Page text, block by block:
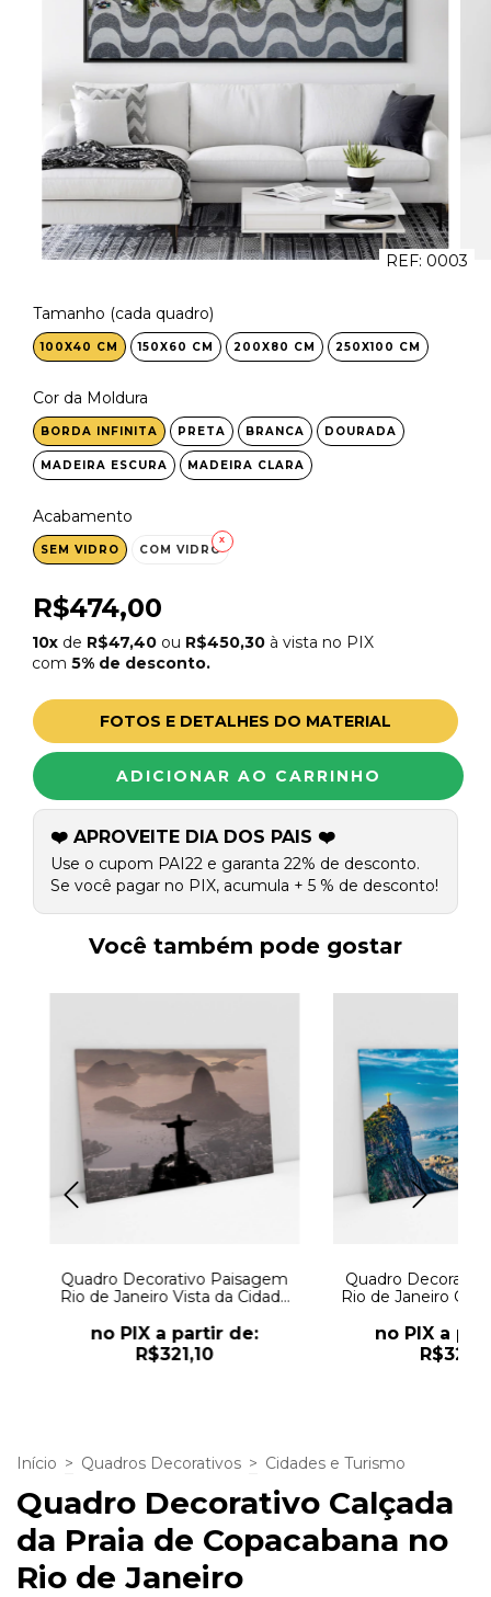
REF: 0003
Tamanho (cada quadro)
100X40 CM 150X60 CM 200X80 CM 250X100 CM
Cor da Moldura
BORDA INFINITA PRETA BRANCA DOURADA
MADEIRA ESCURA MADEIRA CLARA
Acabamento
SEM VIDRO COM VIDRO
R$474,00
10x de R$47,40 ou R$450,30 à vista no PIX
com 5% de desconto.
FOTOS E DETALHES DO MATERIAL
❤️ APROVEITE DIA DOS PAIS ❤️
Use o cupom PAI22 e garanta 22% de desconto.
Se você pagar no PIX, acumula + 5 % de desconto!
Você também pode gostar
Quadro Decorativo Paisagem
Rio de Janeiro Vista da Cidade
no PIX a partir de:
R$321,10
Quadro
Rio de Janeiro
no PIX a
Início > Quadros Decorativos > Cidades e Turismo
Quadro Decorativo Calçada
da Praia de Copacabana no
Rio de Janeiro